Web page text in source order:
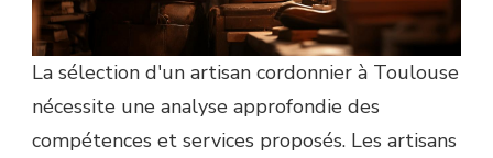
La sélection d'un artisan cordonnier à Toulouse
nécessite une analyse approfondie des
compétences et services proposés. Les artisans